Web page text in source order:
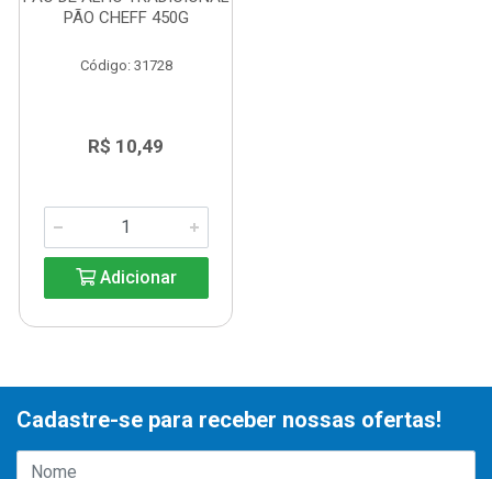
PÃO CHEFF 450G
Código: 31728
R$ 10,49
Adicionar
Cadastre-se para receber nossas ofertas!